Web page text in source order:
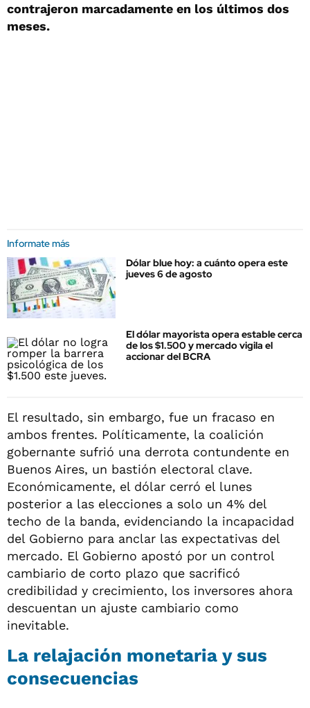
contrajeron marcadamente en los últimos dos
meses.
Informate más
Dólar blue hoy: a cuánto opera este
jueves 6 de agosto
El dólar mayorista opera estable cerca
de los $1.500 y mercado vigila el
accionar del BCRA
El resultado, sin embargo, fue un fracaso en
ambos frentes. Políticamente, la coalición
gobernante sufrió una derrota contundente en
Buenos Aires, un bastión electoral clave.
Económicamente, el dólar cerró el lunes
posterior a las elecciones a solo un 4% del
techo de la banda, evidenciando la incapacidad
del Gobierno para anclar las expectativas del
mercado. El Gobierno apostó por un control
cambiario de corto plazo que sacrificó
credibilidad y crecimiento, los inversores ahora
descuentan un ajuste cambiario como
inevitable.
La relajación monetaria y sus
consecuencias